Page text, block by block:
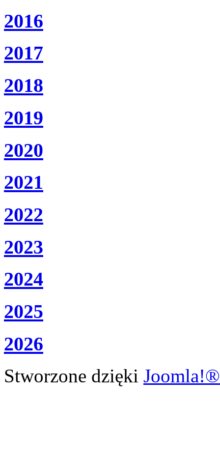
2016
2017
2018
2019
2020
2021
2022
2023
2024
2025
2026
Stworzone dzięki Joomla!®